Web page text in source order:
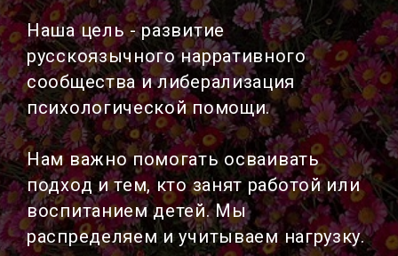
Наша цель - развитие
русскоязычного нарративного
сообщества и либерализация
психологической помощи.
Нам важно помогать осваивать
подход и тем, кто занят работой или
воспитанием детей. Мы
распределяем и учитываем нагрузку.